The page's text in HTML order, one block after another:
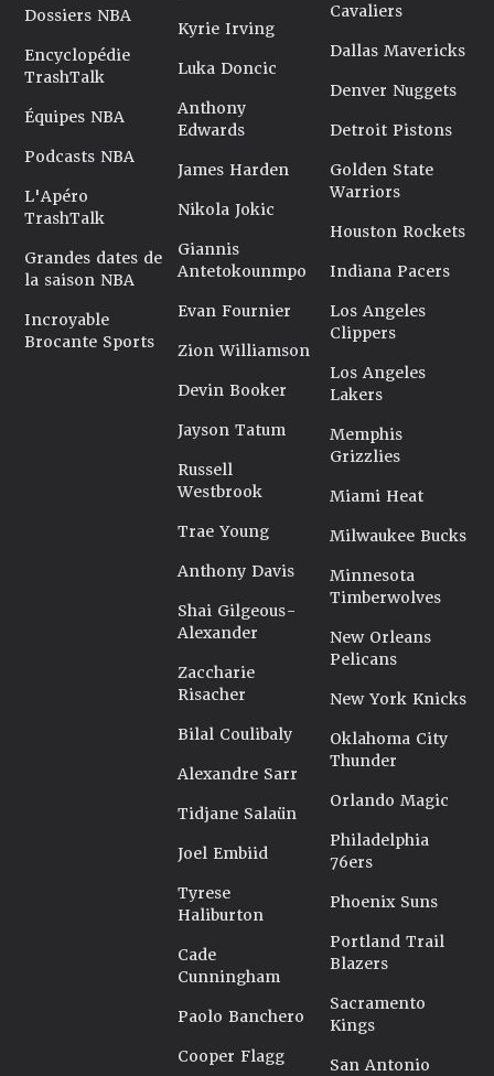
Dossiers NBA
Encyclopédie
TrashTalk
Équipes NBA
Podcasts NBA
L'Apéro
TrashTalk
Grandes dates de
la saison NBA
Incroyable
Brocante Sports
Kyrie Irving
Luka Doncic
Anthony
Edwards
James Harden
Nikola Jokic
Giannis
Antetokounmpo
Evan Fournier
Zion Williamson
Devin Booker
Jayson Tatum
Russell
Westbrook
Trae Young
Anthony Davis
Shai Gilgeous-
Alexander
Zaccharie
Risacher
Bilal Coulibaly
Alexandre Sarr
Tidjane Salaün
Joel Embiid
Tyrese
Haliburton
Cade
Cunningham
Paolo Banchero
Cooper Flagg
Cavaliers
Dallas Mavericks
Denver Nuggets
Detroit Pistons
Golden State
Warriors
Houston Rockets
Indiana Pacers
Los Angeles
Clippers
Los Angeles
Lakers
Memphis
Grizzlies
Miami Heat
Milwaukee Bucks
Minnesota
Timberwolves
New Orleans
Pelicans
New York Knicks
Oklahoma City
Thunder
Orlando Magic
Philadelphia
76ers
Phoenix Suns
Portland Trail
Blazers
Sacramento
Kings
San Antonio